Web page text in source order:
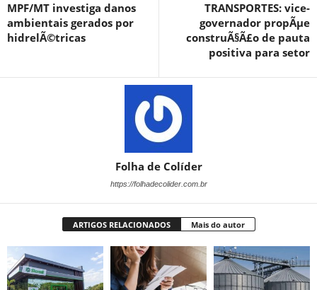
MPF/MT investiga danos
ambientais gerados por
hidrelÃ©tricas
TRANSPORTES: vice-
governador propÃµe
construÃ§Ã£o de pauta
positiva para setor
Folha de Colíder
https://folhadecolider.com.br
ARTIGOS RELACIONADOS Mais do autor